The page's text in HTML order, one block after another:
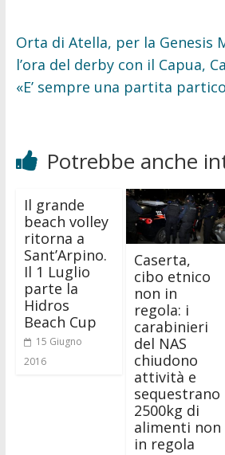
Orta di Atella, per la Genesis
l’ora del derby con il Capua,
«E’ sempre una partita
Potrebbe anche
Il grande
beach volley
ritorna a
Sant’Arpino.
Il 1 Luglio
parte la
Hidros
Beach Cup
15 Giugno
2016
Caserta,
cibo etnico
non in
regola: i
carabinieri
del NAS
chiudono
attività e
sequestrano
2500kg di
alimenti non
in regola